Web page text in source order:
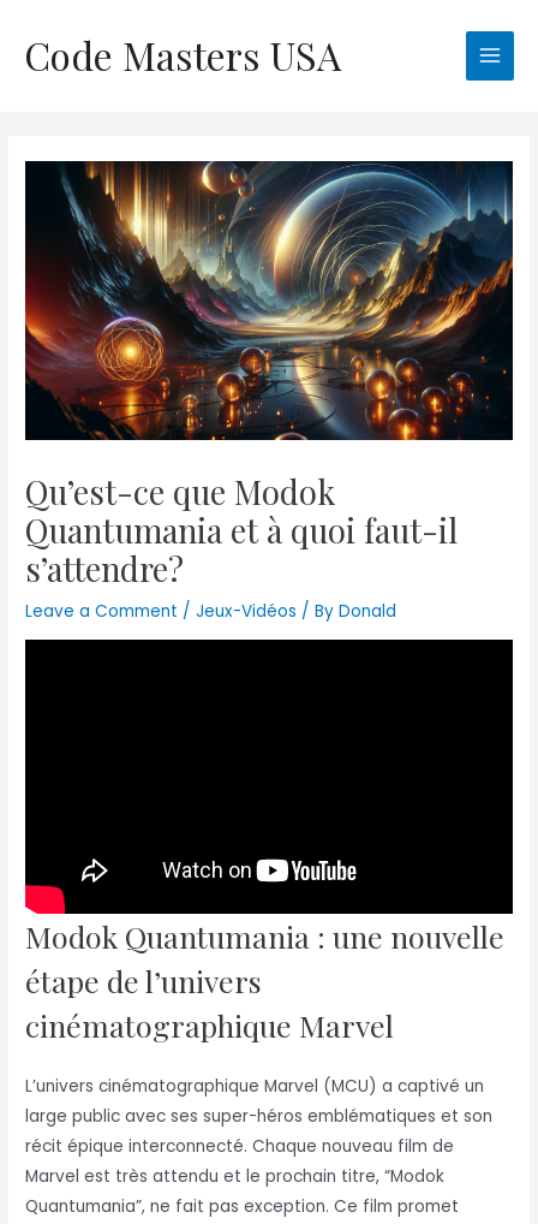
content
Code Masters USA
Main
Qu’est-ce que Modok
Quantumania et à quoi faut-il
s’attendre?
Leave a Comment /Jeux-Vidéos / ByDonald
Modok Quantumania : une nouvelle
étape de l’univers
cinématographique Marvel
L’univers cinématographique Marvel (MCU) a captivé un
large public avec ses super-héros emblématiques et son
récit épique interconnecté. Chaque nouveau film de
Marvel est très attendu et le prochain titre, “Modok
Quantumania”, ne fait pas exception. Ce film promet